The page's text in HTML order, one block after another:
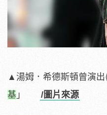
▲湯姆．希德斯頓曾演出
基 」 /圖片來源